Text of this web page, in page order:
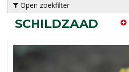
Open zoekfilter
SCHILDZAAD